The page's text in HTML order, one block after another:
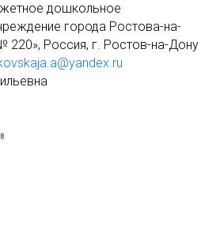
дошкольное
города Ростова-на-
220», Россия, г. Ростов-на-Дону